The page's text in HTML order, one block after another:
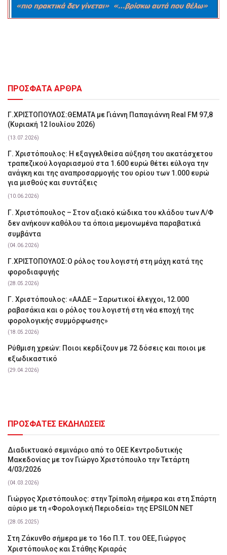
ΠΡΟΣΦΑΤΑ ΑΡΘΡΑ
Γ.ΧΡΙΣΤΟΠΟΥΛΟΣ:ΘΕΜΑΤΑ με Γιάννη Παπαγιάννη Real FM 97,8
(Κυριακή 12 Ιουλίου 2026)
(13.07.2026)
Γ. Χριστόπουλος: Η εξαγγελθείσα αύξηση του ακατάσχετου
τραπεζικού λογαριασμού στα 1.600 ευρώ θέτει εύλογα την
ανάγκη και της αναπροσαρμογής του ορίου των 1.000 ευρώ
για μισθούς και συντάξεις
(10.06.2026)
Γ. Χριστόπουλος – Στον αξιακό κώδικα του κλάδου των Λ/Φ
δεν ανήκουν καθόλου τα όποια μεμονωμένα παραβατικά
συμβάντα
(04.06.2026)
Γ.ΧΡΙΣΤΟΠΟΥΛΟΣ:Ο ρόλος του λογιστή στη μάχη κατά της
φοροδιαφυγής
(28.05.2026)
Γ. Χριστόπουλος: «ΑΑΔΕ – Σαρωτικοί έλεγχοι, 12.000
ραβασάκια και ο ρόλος του λογιστή στη νέα εποχή της
φορολογικής συμμόρφωσης»
(18.05.2026)
Ρύθμιση χρεών: Ποιοι κερδίζουν με 72 δόσεις και ποιοι με
εξωδικαστικό
(29.04.2026)
ΠΡΟΣΦΑΤΕΣ ΕΚΔΗΛΩΣΕΙΣ
Διαδικτυακό σεμινάριο από το ΟΕΕ Κεντροδυτικής
Μακεδονίας με τον Γιώργο Χριστόπουλο την Τετάρτη
4/03/2026
(04.03.2026)
Γιώργος Χριστόπουλος: στην Τρίπολη σήμερα και στη Σπάρτη
αύριο με τη «Φορολογική Περιοδεία» της EPSILON NET
(28.05.2025)
Στη Ζάκυνθο σήμερα με το 16ο Π.Τ. του ΟΕΕ, Γιώργος
Χριστόπουλος και Στάθης Κριαράς